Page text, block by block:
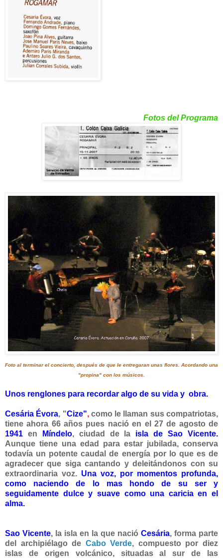
Fotos del Programa
Foto al terminar el concierto, después de que le entregaran unas flores. Acordando una
"propina" con los músicos.
Unos renglones para recordar algo de su vida y obra.
Cesária Évora, "Cize",como le llaman sus compatriotas,
tiene ahora 66 años pues nació en el 27 de agosto de
1941 en Míndelo, ciudad de la isla de Sao Vicente.
Aunque tiene una edad para estar jubilada, conserva
todavía un potente caudal de energía por lo que es de
agradecer que siga cantando y deleitándonos con su
extraordinaria voz. Una voz, por momentos profunda,
como naciendo de lo mas hondo de su ser y
seguidamente dulce y suave como una caricia en el
alma.
Sao Vicente, la isla en la que nació Cesária, forma parte
del archipiélago de Cabo Verde, compuesto por diez
islas de origen volcánico, situadas al sur de las